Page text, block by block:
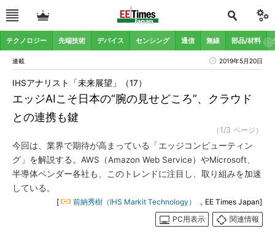
テクノロジー 先端技術 デバイス センシング 通信 無線 部品/材料
連載 2019年5月20日
エッジAIこそ日本の“腕の見せどころ”、クラウド
との連携も鍵
IHSアナリスト「未来展望」（17）
（1/3 ページ）
今回は、業界で期待が高まっている「エッジコンピューティン
グ」を解説する。AWS（Amazon Web Service）やMicrosoft、
半導体ベンダー各社も、このトレンドに注目し、取り組みを加速
している。
[ 前納秀樹（IHS Markit Technology）
，EE Times Japan]
PC用表示
関連情報